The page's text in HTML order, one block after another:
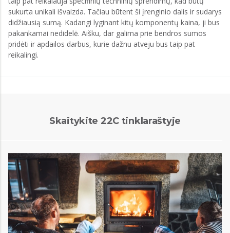
sukurta unikali išvaizda. Tačiau būtent ši įrenginio dalis ir sudarys
didžiausią sumą. Kadangi lyginant kitų komponentų kaina, ji bus
pakankamai nedidelė. Aišku, dar galima prie bendros sumos
pridėti ir apdailos darbus, kurie dažnu atveju bus taip pat
reikalingi.
Skaitykite 22C tinklaraštyje